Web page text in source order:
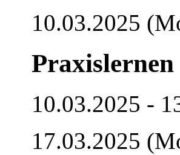
10.03.2025
10.03.2025 -
17.03.2025